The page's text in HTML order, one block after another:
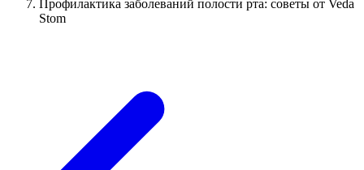
Профилактика заболеваний полости рта: советы от Veda
Stom